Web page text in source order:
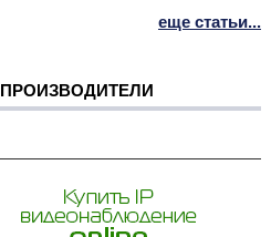
еще статьи...
ПРОИЗВОДИТЕЛИ